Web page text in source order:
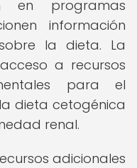
en programas
información
la dieta. La
a recursos
para el
dieta cetogénica
renal.
adicionales